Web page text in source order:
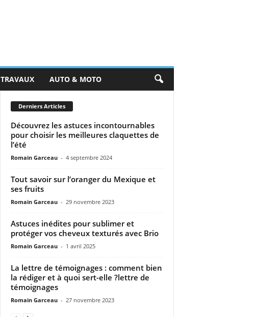
TRAVAUX AUTO & MOTO
Derniers Articles
Découvrez les astuces incontournables
pour choisir les meilleures claquettes de
l’été
Romain Garceau - 4 septembre 2024
Tout savoir sur l’oranger du Mexique et
ses fruits
Romain Garceau - 29 novembre 2023
Astuces inédites pour sublimer et
protéger vos cheveux texturés avec Brio
Romain Garceau - 1 avril 2025
La lettre de témoignages : comment bien
la rédiger et à quoi sert-elle ?lettre de
témoignages
Romain Garceau - 27 novembre 2023